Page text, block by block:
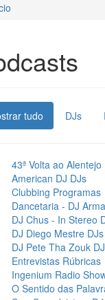
aqui
tudo DJs
43ª Volta ao Alentejo
American DJ DJs
Clubbing Programas
Dancetaria - DJ
DJ Chus - In Stereo
DJ Diego Mestre DJs
DJ Pete Tha Zouk
Entrevistas Rúbricas
Ingenium Radio
O Sentido das